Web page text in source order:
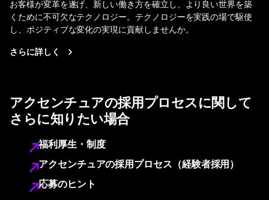
お客様が変革を遂げ、新しい働き方を確立し、より良い世界を築
くために不可欠なテクノロジー。テクノロジーを実践の場で駆使
し、ポジティブな変化の実現に貢献しませんか。
さらに詳しく
アクセンチュアの採用プロセスに関して
さらに知りたい場合
福利厚生・制度
アクセンチュアの採用プロセス（経験者採用）
応募のヒント